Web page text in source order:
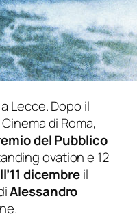
Lecce. Dopo il
di Roma,
del Pubblico
ovation e 12
dicembreil
Alessandro